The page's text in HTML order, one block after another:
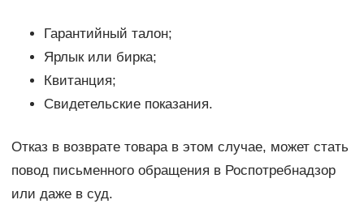
Гарантийный талон;
Ярлык или бирка;
Квитанция;
Свидетельские показания.
Отказ в возврате товара в этом случае, может стать
повод письменного обращения в Роспотребнадзор
или даже в суд.